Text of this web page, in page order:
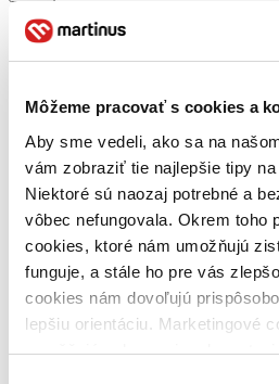
Môžeme pracovať s cookies a
Aby sme vedeli, ako sa na
vám zobraziť tie najlepšie tipy
Niektoré sú naozaj potrebné a
vôbec nefungovala. Okrem toho
cookies, ktoré nám umožňujú
funguje, a stále ho pre vás
cookies nám dovoľujú
lepšiu orientáciu. Marketingové
umožňujú zobrazenie
Zoradiť
Bestsellery
Top hodnotené
Novinky
Najdrahšie
Najlacnejšie
Najvyššia zľava
Použité filtre